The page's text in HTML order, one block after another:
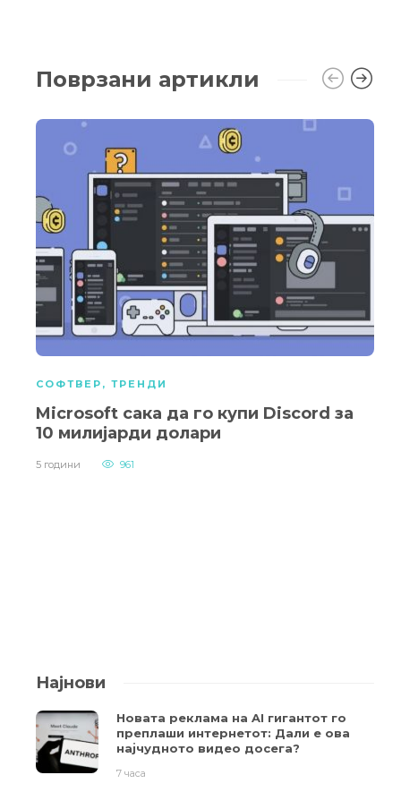
Поврзани артикли
СОФТВЕР , ТРЕНДИ
Microsoft сака да го купи Discord за
10 милијарди долари
5 години 961
Најнови
Новата реклама на AI гигантот го
преплаши интернетот: Дали е ова
најчудното видео досега?
7 часа